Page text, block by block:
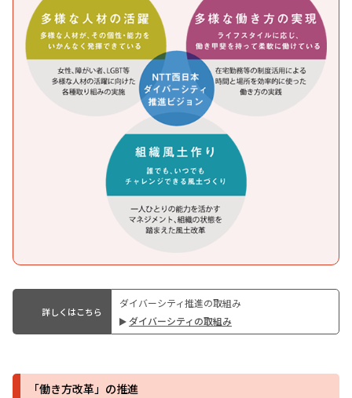
詳しくはこちら
ダイバーシティ推進の取組み
ダ︎イバーシティの取組み
「働き⽅改⾰」の推進